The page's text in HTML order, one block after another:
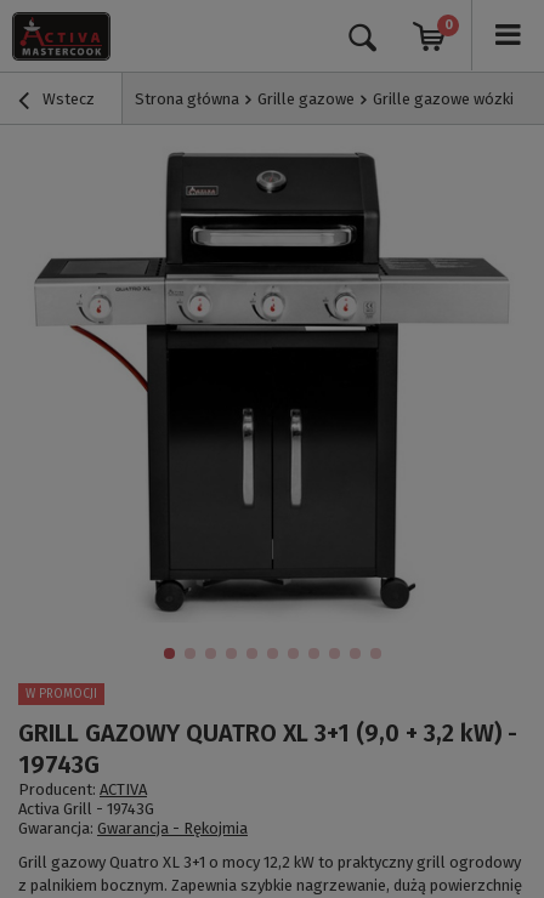
0
Wstecz Strona główna Grille gazowe Grille gazowe wózki
GRILL GAZOWY QUATRO XL 3+1 (9,0 + 3,2 kW) -
19743G
W PROMOCJI
Producent: ACTIVA
Activa Grill - 19743G
Gwarancja: Gwarancja - Rękojmia
Grill gazowy Quatro XL 3+1 o mocy 12,2 kW to praktyczny grill ogrodowy
z palnikiem bocznym. Zapewnia szybkie nagrzewanie, dużą powierzchnię